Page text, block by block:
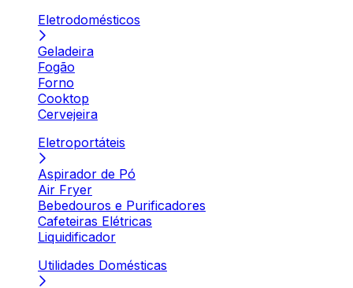
Eletrodomésticos
Geladeira
Fogão
Forno
Cooktop
Cervejeira
Eletroportáteis
Aspirador de Pó
Air Fryer
Bebedouros e Purificadores
Cafeteiras Elétricas
Liquidificador
Utilidades Domésticas